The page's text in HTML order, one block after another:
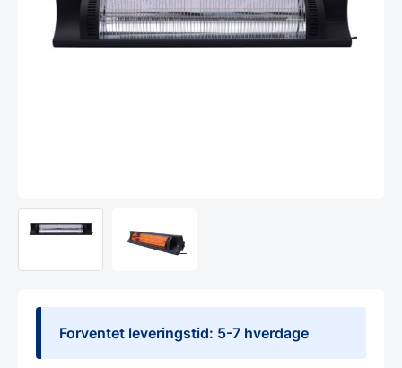
Forventet leveringstid: 5-7 hverdage